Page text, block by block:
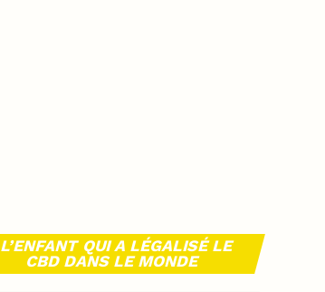
L’ENFANT QUI A LÉGALISÉ LE
CBD DANS LE MONDE